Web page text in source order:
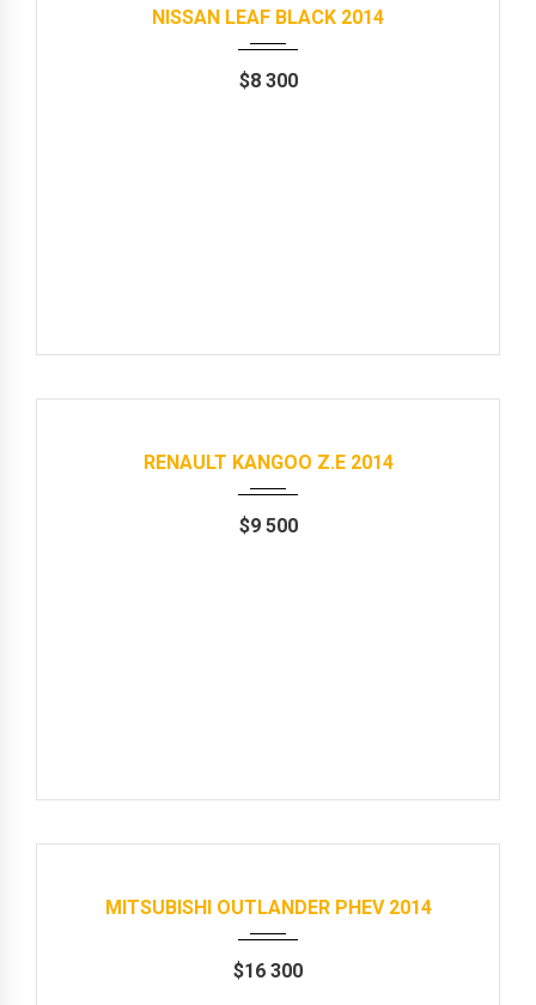
NISSAN LEAF BLACK 2014
$8 300
Продані 2014 Автомат 88000 km
RENAULT KANGOO Z.E 2014
$9 500
Продані 2014 Автомат 183000 km
MITSUBISHI OUTLANDER PHEV 2014
$16 300